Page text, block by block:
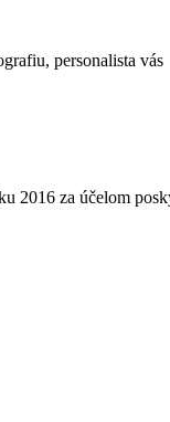
personalista vás
2016 za účelom